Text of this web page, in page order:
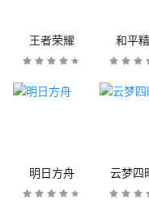
王者荣耀 和平
明日方舟 云梦四